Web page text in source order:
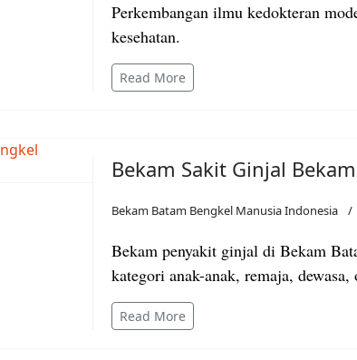
Perkembangan ilmu kedokteran
kesehatan.
Read More
Bekam Sakit Ginjal
Bekam Batam Bengkel Manusia Indonesia
Bekam penyakit ginjal di Bekam
kategori anak-anak, remaja,
Read More